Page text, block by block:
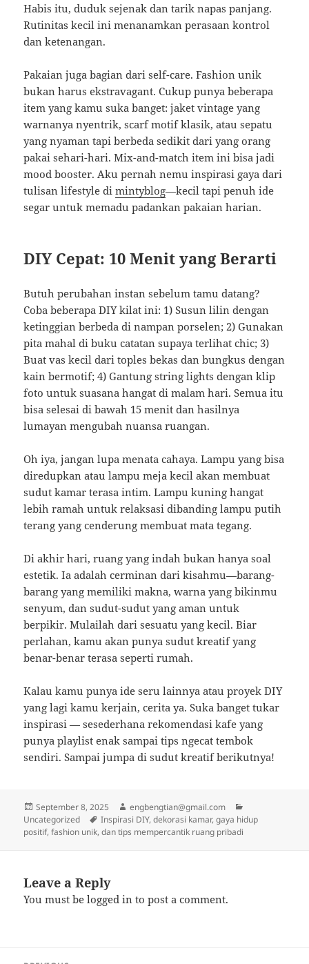
Habis itu, duduk sejenak dan tarik napas panjang.
Rutinitas kecil ini menanamkan perasaan kontrol
dan ketenangan.
Pakaian juga bagian dari self-care. Fashion unik
bukan harus ekstravagant. Cukup punya beberapa
item yang kamu suka banget: jaket vintage yang
warnanya nyentrik, scarf motif klasik, atau sepatu
yang nyaman tapi berbeda sedikit dari yang orang
pakai sehari-hari. Mix-and-match item ini bisa jadi
mood booster. Aku pernah nemu inspirasi gaya dari
tulisan lifestyle dimintyblog—kecil tapi penuh ide
segar untuk memadu padankan pakaian harian.
DIY Cepat: 10 Menit yang Berarti
Butuh perubahan instan sebelum tamu datang?
Coba beberapa DIY kilat ini: 1) Susun lilin dengan
ketinggian berbeda di nampan porselen; 2) Gunakan
pita mahal di buku catatan supaya terlihat chic; 3)
Buat vas kecil dari toples bekas dan bungkus dengan
kain bermotif; 4) Gantung string lights dengan klip
foto untuk suasana hangat di malam hari. Semua itu
bisa selesai di bawah 15 menit dan hasilnya
lumayan mengubah nuansa ruangan.
Oh iya, jangan lupa menata cahaya. Lampu yang bisa
diredupkan atau lampu meja kecil akan membuat
sudut kamar terasa intim. Lampu kuning hangat
lebih ramah untuk relaksasi dibanding lampu putih
terang yang cenderung membuat mata tegang.
Di akhir hari, ruang yang indah bukan hanya soal
estetik. Ia adalah cerminan dari kisahmu—barang-
barang yang memiliki makna, warna yang bikinmu
senyum, dan sudut-sudut yang aman untuk
berpikir. Mulailah dari sesuatu yang kecil. Biar
perlahan, kamu akan punya sudut kreatif yang
benar-benar terasa seperti rumah.
Kalau kamu punya ide seru lainnya atau proyek DIY
yang lagi kamu kerjain, cerita ya. Suka banget tukar
inspirasi — sesederhana rekomendasi kafe yang
punya playlist enak sampai tips ngecat tembok
sendiri. Sampai jumpa di sudut kreatif berikutnya!
Posted
on
September 8, 2025 Author
engbengtian@gmail.com
Uncategorized
Tags
Inspirasi DIY, dekorasi kamar, gaya hidup
positif, fashion unik, dan tips mempercantik ruang pribadi
Leave a Reply
You must belogged in to post a comment.